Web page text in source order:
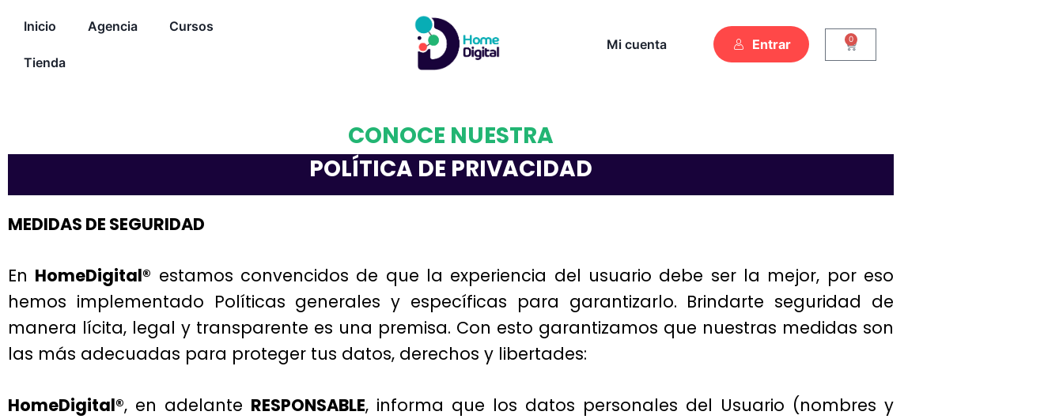
Inicio Agencia Cursos
Tienda
Mi cuenta Entrar 0
CONOCE NUESTRA
POLÍTICA DE PRIVACIDAD
MEDIDAS DE SEGURIDAD
En HomeDigital® estamos convencidos de que la experiencia del usuario debe ser la mejor, por eso
hemos implementado Políticas generales y específicas para garantizarlo. Brindarte seguridad de
manera lícita, legal y transparente es una premisa. Con esto garantizamos que nuestras medidas son
las más adecuadas para proteger tus datos, derechos y libertades:
HomeDigital®, en adelante RESPONSABLE, informa que los datos personales del Usuario (nombres y